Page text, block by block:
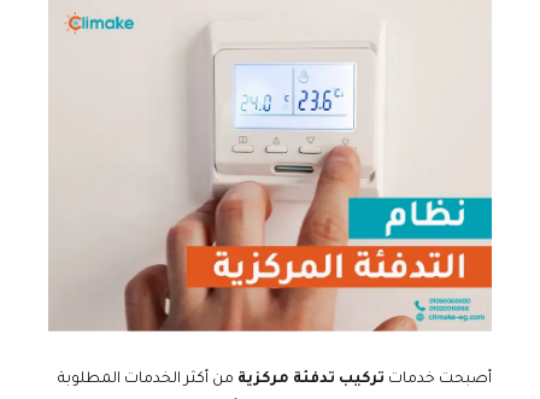
أصبحت خدمات تركيب تدفئة مركزية من أكثر الخدمات المطلوبة